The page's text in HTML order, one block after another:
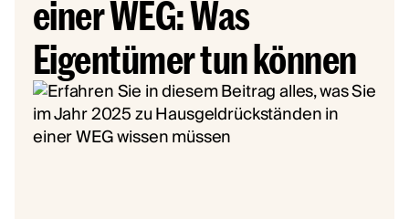
einer WEG: Was
Eigentümer tun können